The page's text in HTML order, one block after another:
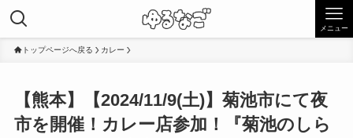
メニュー
トップページへ戻る カレー
【熊本】【2024/11/9(土)】菊池市にて夜
市を開催！カレー店参加！『菊池のしら